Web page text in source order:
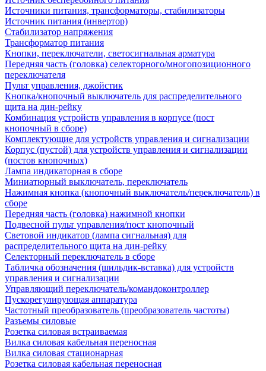
Источники питания, трансформаторы, стабилизаторы
Источник питания (инвертор)
Стабилизатор напряжения
Трансформатор питания
Кнопки, переключатели, светосигнальная арматура
Передняя часть (головка) селекторного/многопозиционного
переключателя
Пульт управления, джойстик
Кнопка/кнопочный выключатель для распределительного
щита на дин-рейку
Комбинация устройств управления в корпусе (пост
кнопочный в сборе)
Комплектующие для устройств управления и сигнализации
Корпус (пустой) для устройств управления и сигнализации
(постов кнопочных)
Лампа индикаторная в сборе
Миниатюрный выключатель, переключатель
Нажимная кнопка (кнопочный выключатель/переключатель) в
сборе
Передняя часть (головка) нажимной кнопки
Подвесной пульт управления/пост кнопочный
Световой индикатор (лампа сигнальная) для
распределительного щита на дин-рейку
Селекторный переключатель в сборе
Табличка обозначения (шильдик-вставка) для устройств
управления и сигнализации
Управляющий переключатель/командоконтроллер
Пускорегулирующая аппаратура
Частотный преобразователь (преобразователь частоты)
Разъемы силовые
Розетка силовая встраиваемая
Вилка силовая кабельная переносная
Вилка силовая стационарная
Розетка силовая кабельная переносная